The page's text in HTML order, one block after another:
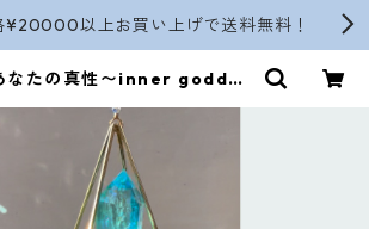
¥20000以上お買い上げで送料無料！
たの真性〜inner goddes